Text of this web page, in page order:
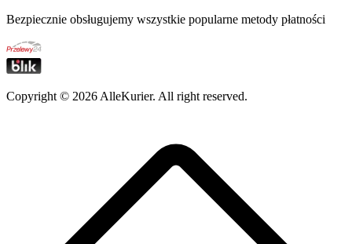
Bezpiecznie obsługujemy wszystkie popularne metody płatności
Copyright © 2026 AlleKurier. All right reserved.